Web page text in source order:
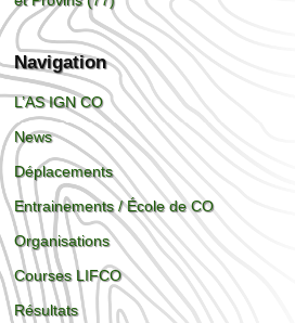
Navigation
L’AS IGN CO
News
Déplacements
Entrainements / École de CO
Organisations
Courses LIFCO
Résultats